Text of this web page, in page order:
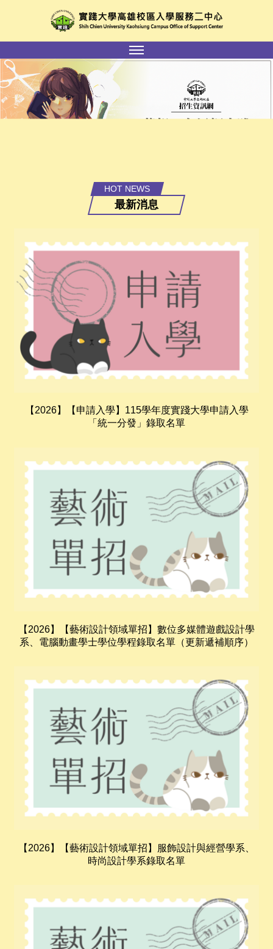
內
容
區
最新消息
HOT NEWS
【2026】【申請入學】115學年度實踐大學申請入學
「統一分發」錄取名單
【2026】【藝術設計領域單招】數位多媒體遊戲設計學
系、電腦動畫學士學位學程錄取名單（更新遞補順序）
【2026】【藝術設計領域單招】服飾設計與經營學系、
時尚設計學系錄取名單